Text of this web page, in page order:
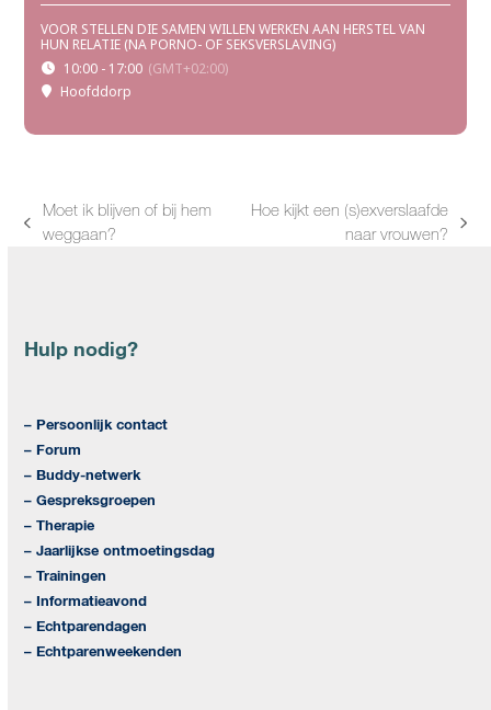
VOOR STELLEN DIE SAMEN WILLEN WERKEN AAN HERSTEL VAN
HUN RELATIE (NA PORNO- OF SEKSVERSLAVING)
10:00 - 17:00 (GMT+02:00)
Hoofddorp
previous
Moet ik blijven of bij hem
weggaan?
Hoe kijkt een (s)exverslaafde
naar vrouwen?
Hulp nodig?
– Persoonlijk contact
– Forum
– Buddy-netwerk
– Gespreksgroepen
– Therapie
– Jaarlijkse ontmoetingsdag
– Trainingen
– Informatieavond
– Echtparendagen
– Echtparenweekenden